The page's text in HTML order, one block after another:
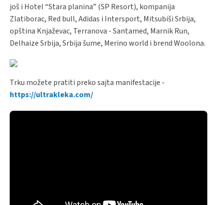
još i Hotel “Stara planina” (SP Resort), kompanija
Zlatiborac, Red bull, Adidas i Intersport, Mitsubiši Srbija,
opština Knjaževac, Terranova - Santamed, Marnik Run,
Delhaize Srbija, Srbija šume, Merino world i brend Woolona.
Trku možete pratiti preko sajta manifestacije -
https://ultrakleka.com/